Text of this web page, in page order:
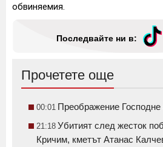
обвиняемия.
Последвайте ни в:
Прочетете още
00:01 Преображение Господне
21:18 Убитият след жесток
Кричим, кметът Атанас